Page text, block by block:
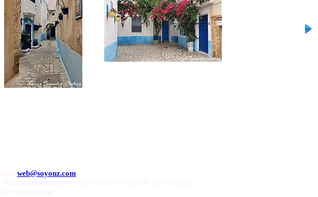
web@soyouz.com